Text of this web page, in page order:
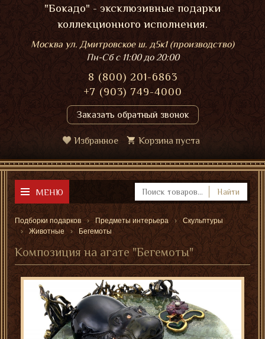
"Бокадо" - эксклюзивные подарки
коллекционного исполнения.
Москва ул. Дмитровское ш. д5к1 (производство)
Пн-Сбс 11:00 до 20:00
8 (800) 201-6863
+7 (903) 749-4000
Заказать обратный звонок
Избранное Корзина пуста
МЕНЮ Найти
Подборки подарков Предметы интерьера
Скульптуры
Животные
Бегемоты
Композиция на агате "Бегемоты"